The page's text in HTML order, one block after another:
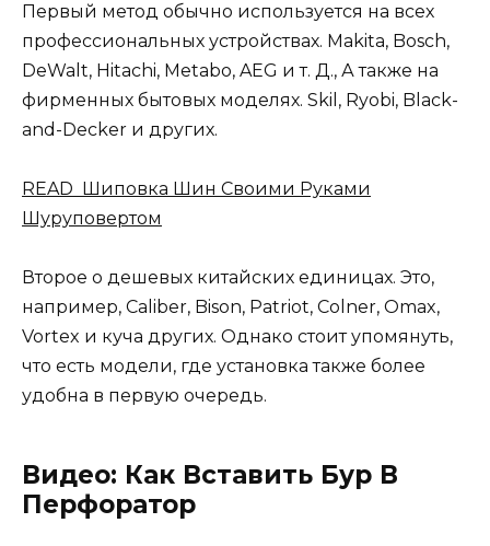
Первый метод обычно используется на всех
профессиональных устройствах. Makita, Bosch,
DeWalt, Hitachi, Metabo, AEG и т. Д., А также на
фирменных бытовых моделях. Skil, Ryobi, Black-
and-Decker и других.
READ Шиповка Шин Своими Руками
Шуруповертом
Второе о дешевых китайских единицах. Это,
например, Caliber, Bison, Patriot, Colner, Omax,
Vortex и куча других. Однако стоит упомянуть,
что есть модели, где установка также более
удобна в первую очередь.
Видео: Как Вставить Бур В
Перфоратор